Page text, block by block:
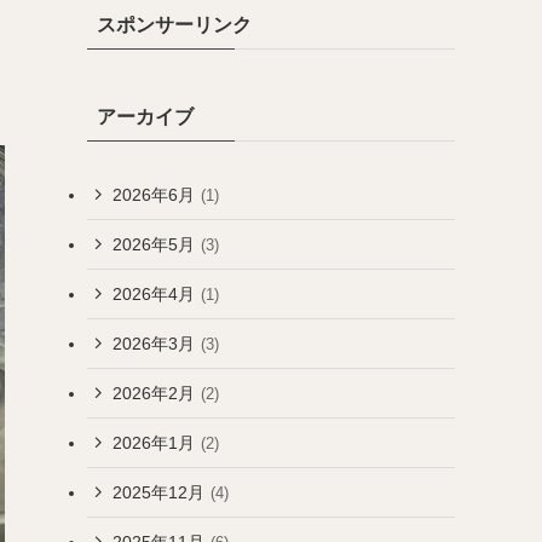
スポンサーリンク
アーカイブ
2026年6月 (1)
2026年5月 (3)
2026年4月 (1)
2026年3月 (3)
2026年2月 (2)
2026年1月 (2)
2025年12月 (4)